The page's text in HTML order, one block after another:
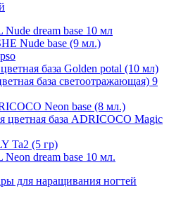
Nude dream base 10 мл
Nude base (9 мл.)
база Golden potal (10 мл)
база светоотражающая) 9
Neon base (8 мл.)
цветная база ADRICOCO Magic
Ta2 (5 гр)
Neon dream base 10 мл.
для наращивания ногтей